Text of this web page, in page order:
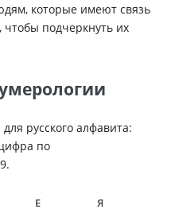
которые имеют связь
подчеркнуть их
русского алфавита:
по
Е Я